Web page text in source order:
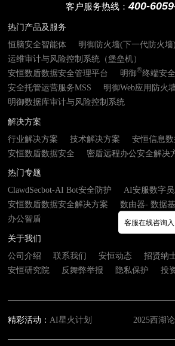
客户服务热线：400-
热门产品及服务
恒脑安全智能体
明御防火墙(下一代防火墙)
运维审计与风险控制系统（堡垒机）
安恒数盾数据安全管理平台
明御®终端安
安全托管运营服务MSS
明御Web应用防火
明御数据库审计与风险控制系统
解决方案
行业解决方案
技术解决方案
安恒信息
安恒数盾数据安全
密盾远程办公安全解决
热门专题
ClawdSecbot-AI Bot安全防护
AI安服数字
安恒数盾数据安全解决方案
数由器- 数据
办公智盾
关于我们
公司介绍
联系我们 安恒动态 招贤纳
安恒研究院
反舞弊举报 隐私保护 投
精彩活动：AI星火计划 2025西湖
客服在线咨询